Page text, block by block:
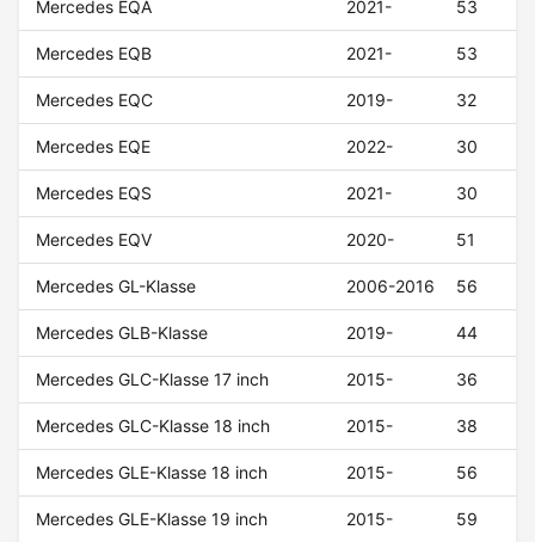
Mercedes EQA 2021- 53
Mercedes EQB 2021- 53
Mercedes EQC 2019- 32
Mercedes EQE 2022- 30
Mercedes EQS 2021- 30
Mercedes EQV 2020- 51
Mercedes GL-Klasse 2006-2016 56
Mercedes GLB-Klasse 2019- 44
Mercedes GLC-Klasse 17 inch 2015- 36
Mercedes GLC-Klasse 18 inch 2015- 38
Mercedes GLE-Klasse 18 inch 2015- 56
Mercedes GLE-Klasse 19 inch 2015- 59